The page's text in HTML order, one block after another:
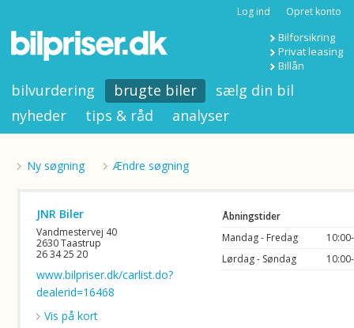
Log ind Opret konto
Bilforsikring
Privat leasing
Billån
bilvurdering brugte biler
sælg din bil
nyheder
tips & råd analyser
Ny søgning Ændre søgning
JNR Biler
Vandmestervej 40
2630 Taastrup
26 34 25 20
www.bilpriser.dk/carlist.do?
dealerid=16468
Vis på kort
Åbningstider
Mandag - Fredag
Lørdag - Søndag